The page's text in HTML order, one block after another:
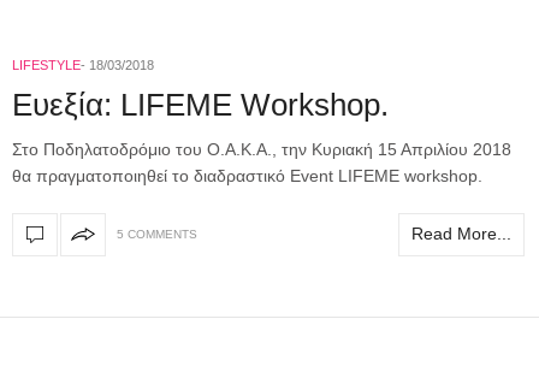
LIFESTYLE 18/03/2018
Ευεξία: LIFEME Workshop.
Στο Ποδηλατοδρόμιο του Ο.Α.Κ.Α., την Κυριακή 15 Απριλίου 2018
θα πραγματοποιηθεί τo διαδραστικό Event LIFEME workshop.
5 COMMENTS Read More...